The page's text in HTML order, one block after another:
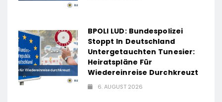
BPOLI LUD: Bundespolizei
Stoppt In Deutschland
Untergetauchten Tunesier:
Heiratspläne Für
Wiedereinreise Durchkreuzt
6. AUGUST 2026